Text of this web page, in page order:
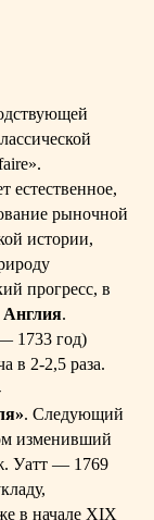
естественное,
рыночной
истории,
прогресс, в
Англия.
1733 год)
в 2-2,5 раза.
. Следующий
изменивший
Уатт — 1769
в начале XIX